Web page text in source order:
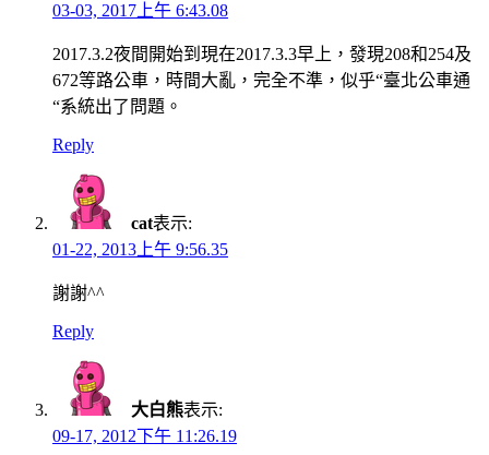
03-03, 2017上午 6:43.08
2017.3.2夜間開始到現在2017.3.3早上，發現208和254及
672等路公車，時間大亂，完全不準，似乎“臺北公車通
“系統出了問題。
Reply
cat表示:
01-22, 2013上午 9:56.35
謝謝^^
Reply
大白熊表示:
09-17, 2012下午 11:26.19